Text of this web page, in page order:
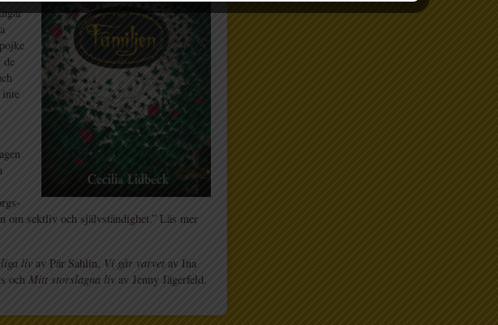
de
om sektliv och självständighet.” Läs mer
liv av Pär Sahlin, Vi går varvet av Ina
och Mitt storslagna liv av Jenny Jägerfeld.